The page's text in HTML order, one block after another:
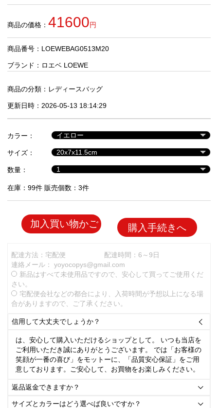
商
人
気
商
セ
ル
品
商品の価格： 41600円
商品番号：LOEWEBAG0513M20
ブランド： ロエベ LOEWE
商品の分類： レディースバッグ
更新日時：2026-05-13 18:14:29
カラー：
サイズ：
数量：
在庫：99件 販売個数：3件
加入買い物かご 購入手続きへ
配達方法：宅配便
配達時間：6～9日
連絡メール： yoyocopys@gmail.com
新品はすべて未使用品ですので、安心して買ってご使用くだ
さい。
宅配便会社などの都合により、入荷時間が予想以上になる場
合がありますので、ご了承ください。
信用して大丈夫でしょうか？ 
は、安心して購入いただけるショップとして。 いつも当店を
ご利用いただき誠にありがとうございます。 では「お客様の
笑顔が一番の喜び」をモットーに、「品質安心保証」をご用
意しております。ご安心して、お買物をお楽しみください。
返品返金できますか？ 
サイズとカラーはどう選べば良いですか？ 